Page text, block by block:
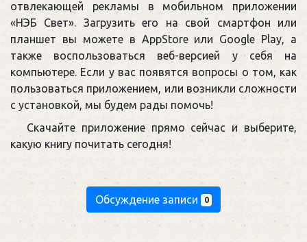
отвлекающей рекламы в мобильном приложении
«НЭБ Свет». Загрузить его на свой смартфон или
планшет вы можете в AppStore или Google Play, а
также воспользоваться веб-версией у себя на
компьютере. Если у вас появятся вопросы о том, как
пользоваться приложением, или возникли сложности
с установкой, мы будем рады помочь!
Скачайте приложение прямо сейчас и выберите,
какую книгу почитать сегодня!
Обсуждение записи 0